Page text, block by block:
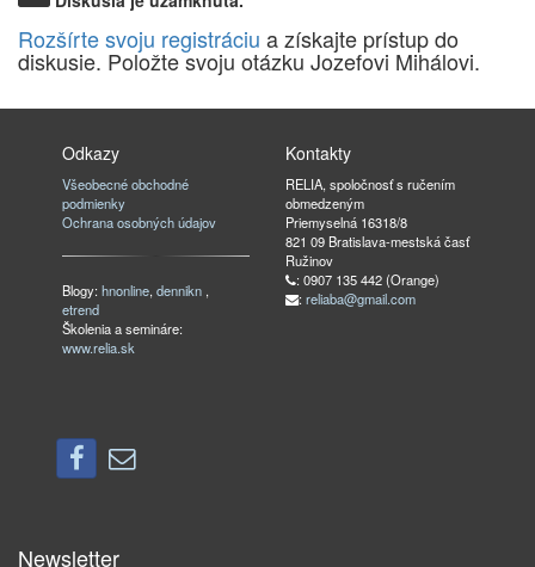
Rozšírte svoju registráciu a získajte prístup do
diskusie. Položte svoju otázku Jozefovi Mihálovi.
Odkazy
Všeobecné obchodné
podmienky
Ochrana osobných údajov
Blogy:hnonline,dennikn ,
etrend
Školenia a semináre:
www.relia.sk
Kontakty
RELIA, spoločnosť s ručením
obmedzeným
Priemyselná 16318/8
821 09 Bratislava-mestská časť
Ružinov
: 0907 135 442 (Orange)
: reliaba@gmail.com
Newsletter